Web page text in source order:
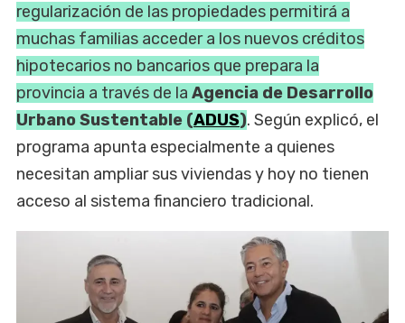
regularización de las propiedades permitirá a
muchas familias acceder a los nuevos créditos
hipotecarios no bancarios que prepara la
provincia a través de la Agencia de Desarrollo
Urbano Sustentable (ADUS). Según explicó, el
programa apunta especialmente a quienes
necesitan ampliar sus viviendas y hoy no tienen
acceso al sistema financiero tradicional.